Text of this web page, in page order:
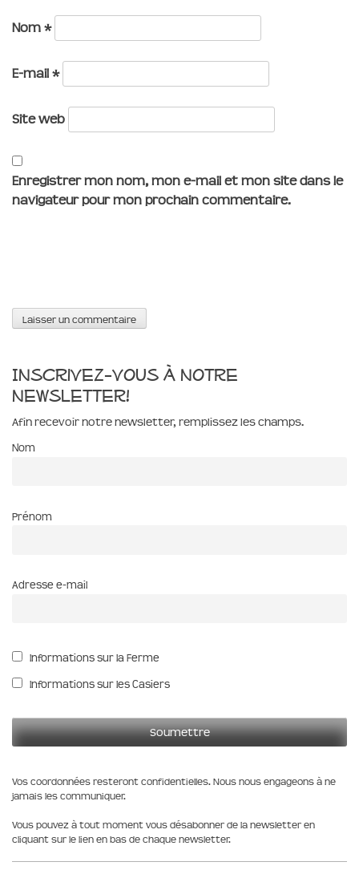
Nom *
E-mail *
Site web
Enregistrer mon nom, mon e-mail et mon site dans le
navigateur pour mon prochain commentaire.
Inscrivez-vous à notre
newsletter!
Afin recevoir notre newsletter, remplissez les champs.
Nom
Prénom
Adresse e-mail
Informations sur la Ferme
Informations sur les Casiers
Vos coordonnées resteront confidentielles. Nous nous engageons à ne
jamais les communiquer.
Vous pouvez à tout moment vous désabonner de la newsletter en
cliquant sur le lien en bas de chaque newsletter.